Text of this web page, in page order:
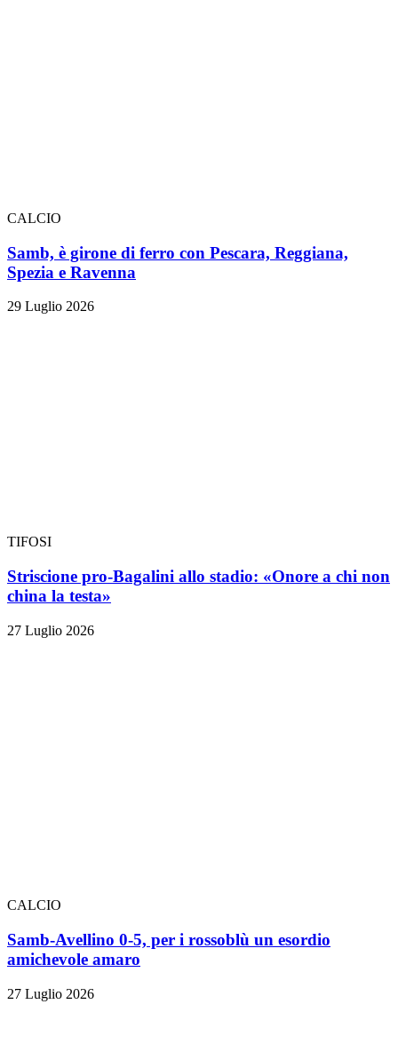
CALCIO
Samb, è girone di ferro con Pescara, Reggiana,
Spezia e Ravenna
29 Luglio 2026
TIFOSI
Striscione pro-Bagalini allo stadio: «Onore a chi non
china la testa»
27 Luglio 2026
CALCIO
Samb-Avellino 0-5, per i rossoblù un esordio
amichevole amaro
27 Luglio 2026